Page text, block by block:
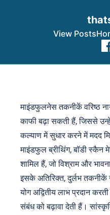
View Posts
माइंडफुलनेस तकनीकें वरिष्ठ
काफी बढ़ा सकती हैं, जिससे
कल्याण में सुधार करने में मदद
माइंडफुल ब्रीथिंग, बॉडी स्कैन
शामिल हैं, जो विश्राम और
इसके अतिरिक्त, दुर्लभ
योग अद्वितीय लाभ प्रदान
संबंध को बढ़ावा देती हैं।